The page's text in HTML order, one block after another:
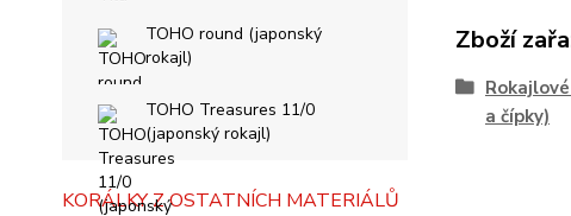
TOHO round (japonský
rokajl)
TOHO Treasures 11/0
(japonský rokajl)
KORÁLKY Z OSTATNÍCH MATERIÁLŮ
Zboží
a čípky)